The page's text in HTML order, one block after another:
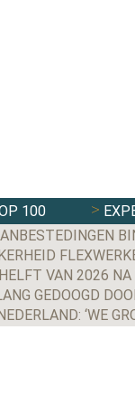
100
VAN 2026
GEDOOGD